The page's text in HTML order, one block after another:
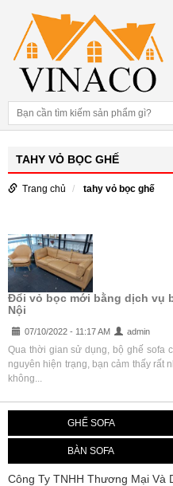
TAHY VỎ BỌC GHẾ
Trang chủ tahy vỏ bọc ghế
Đổi vỏ bọc mới bằng dịch vụ
Nội
07/10/2022 - 11:17 AM admin
Qua thời gian sử dụng, bộ ghế sofa
nguyên hiện trạng, bạn cảm thấy rất
không...
GHẾ SOFA
BÀN SOFA
Công Ty TNHH Thương Mại Và